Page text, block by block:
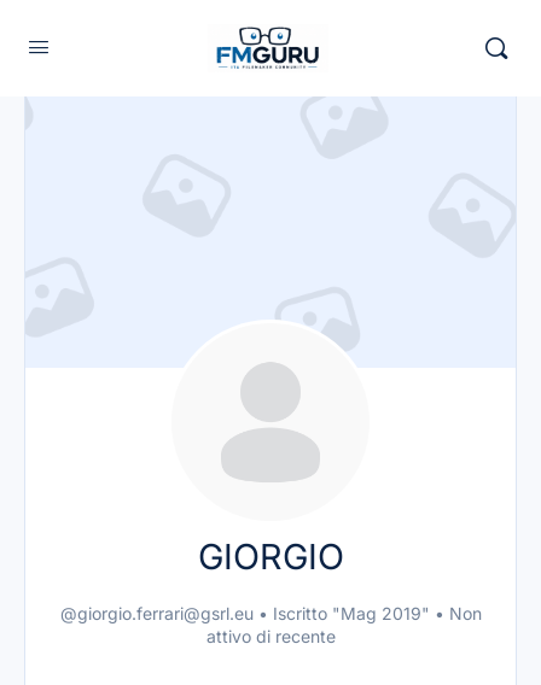
GIORGIO
@giorgio.ferrari@gsrl.eu • Iscritto "Mag 2019" • Non
attivo di recente